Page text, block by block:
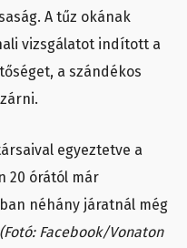
A tűz okának
vizsgálatot indított a
a szándékos
egyeztetve a
20 órától már
néhány járatnál még
(Fotó: Facebook/Vonaton